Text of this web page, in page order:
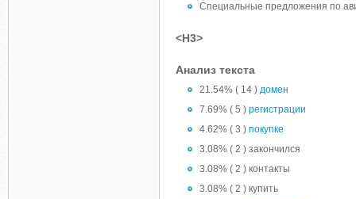
Специальные предложения по
<H3>
Анализ текста
21.54% ( 14 ) домен
7.69% ( 5 ) регистрации
4.62% ( 3 ) покупке
3.08% ( 2 ) закончился
3.08% ( 2 ) контакты
3.08% ( 2 ) купить